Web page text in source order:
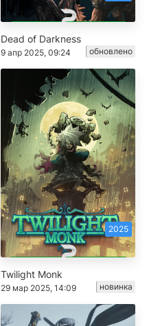
Dead of Darkness
9 апр 2025, 09:24 обновлено
2025
Twilight Monk
29 мар 2025, 14:09 новинка